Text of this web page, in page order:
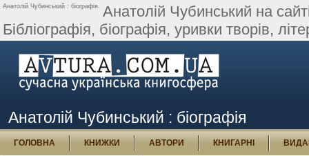
Анатолій Чубинський : біографія. Анатолій Чубинський на
Бібліографія, біографія, уривки творів,
Анатолій Чубинський : біографія
ГОЛОВНА КНИЖКИ АВТОРИ КНИГАРНІ